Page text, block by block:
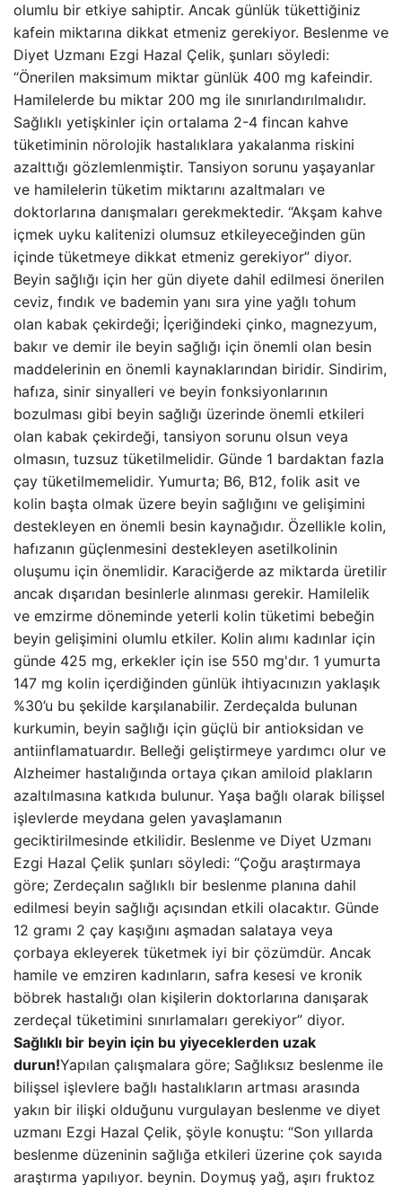
olumlu bir etkiye sahiptir. Ancak günlük tükettiğiniz
kafein miktarına dikkat etmeniz gerekiyor. Beslenme ve
Diyet Uzmanı Ezgi Hazal Çelik, şunları söyledi:
“Önerilen maksimum miktar günlük 400 mg kafeindir.
Hamilelerde bu miktar 200 mg ile sınırlandırılmalıdır.
Sağlıklı yetişkinler için ortalama 2-4 fincan kahve
tüketiminin nörolojik hastalıklara yakalanma riskini
azalttığı gözlemlenmiştir. Tansiyon sorunu yaşayanlar
ve hamilelerin tüketim miktarını azaltmaları ve
doktorlarına danışmaları gerekmektedir. “Akşam kahve
içmek uyku kalitenizi olumsuz etkileyeceğinden gün
içinde tüketmeye dikkat etmeniz gerekiyor” diyor.
Beyin sağlığı için her gün diyete dahil edilmesi önerilen
ceviz, fındık ve bademin yanı sıra yine yağlı tohum
olan kabak çekirdeği; İçeriğindeki çinko, magnezyum,
bakır ve demir ile beyin sağlığı için önemli olan besin
maddelerinin en önemli kaynaklarından biridir. Sindirim,
hafıza, sinir sinyalleri ve beyin fonksiyonlarının
bozulması gibi beyin sağlığı üzerinde önemli etkileri
olan kabak çekirdeği, tansiyon sorunu olsun veya
olmasın, tuzsuz tüketilmelidir. Günde 1 bardaktan fazla
çay tüketilmemelidir. Yumurta; B6, B12, folik asit ve
kolin başta olmak üzere beyin sağlığını ve gelişimini
destekleyen en önemli besin kaynağıdır. Özellikle kolin,
hafızanın güçlenmesini destekleyen asetilkolinin
oluşumu için önemlidir. Karaciğerde az miktarda üretilir
ancak dışarıdan besinlerle alınması gerekir. Hamilelik
ve emzirme döneminde yeterli kolin tüketimi bebeğin
beyin gelişimini olumlu etkiler. Kolin alımı kadınlar için
günde 425 mg, erkekler için ise 550 mg'dır. 1 yumurta
147 mg kolin içerdiğinden günlük ihtiyacınızın yaklaşık
%30’u bu şekilde karşılanabilir. Zerdeçalda bulunan
kurkumin, beyin sağlığı için güçlü bir antioksidan ve
antiinflamatuardır. Belleği geliştirmeye yardımcı olur ve
Alzheimer hastalığında ortaya çıkan amiloid plakların
azaltılmasına katkıda bulunur. Yaşa bağlı olarak bilişsel
işlevlerde meydana gelen yavaşlamanın
geciktirilmesinde etkilidir. Beslenme ve Diyet Uzmanı
Ezgi Hazal Çelik şunları söyledi: “Çoğu araştırmaya
göre; Zerdeçalın sağlıklı bir beslenme planına dahil
edilmesi beyin sağlığı açısından etkili olacaktır. Günde
12 gramı 2 çay kaşığını aşmadan salataya veya
çorbaya ekleyerek tüketmek iyi bir çözümdür. Ancak
hamile ve emziren kadınların, safra kesesi ve kronik
böbrek hastalığı olan kişilerin doktorlarına danışarak
zerdeçal tüketimini sınırlamaları gerekiyor” diyor.
Sağlıklı bir beyin için bu yiyeceklerden uzak
durun!Yapılan çalışmalara göre; Sağlıksız beslenme ile
bilişsel işlevlere bağlı hastalıkların artması arasında
yakın bir ilişki olduğunu vurgulayan beslenme ve diyet
uzmanı Ezgi Hazal Çelik, şöyle konuştu: “Son yıllarda
beslenme düzeninin sağlığa etkileri üzerine çok sayıda
araştırma yapılıyor. beynin. Doymuş yağ, aşırı fruktoz